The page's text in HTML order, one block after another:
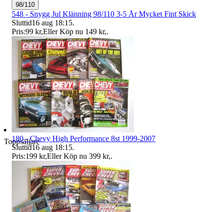
Toppsäljare
98/110
548 - Snygg Jul Klänning 98/110 3-5 År Mycket Fint Skick
Sluttid16 aug 18:15.
Pris:99 kr,Eller Köp nu 149 kr,.
180 - Chevy High Performance 8st 1999-2007
Sluttid16 aug 18:15.
Pris:199 kr,Eller Köp nu 399 kr,.